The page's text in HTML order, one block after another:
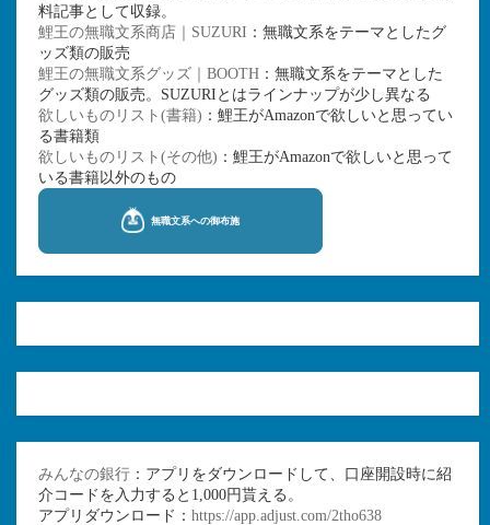
料記事として収録。
鯉王の無職文系商店｜SUZURI ：無職文系をテーマとしたグ
ッズ類の販売
鯉王の無職文系グッズ｜BOOTH ：無職文系をテーマとした
グッズ類の販売。SUZURIとはラインナップが少し異なる
欲しいものリスト(書籍) ：鯉王がAmazonで欲しいと思ってい
る書籍類
欲しいものリスト(その他) ：鯉王がAmazonで欲しいと思って
いる書籍以外のもの
みんなの銀行 ：アプリをダウンロードして、口座開設時に紹
介コードを入力すると1,000円貰える。
アプリダウンロード： https://app.adjust.com/2tho638